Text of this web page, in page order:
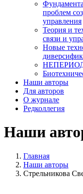
проблем
управления
Теория и
связи и
Новые
Наши авторы
Для авторов
О журнале
Редколлегия
Наши
Главная
Наши авторы
Стрельникова